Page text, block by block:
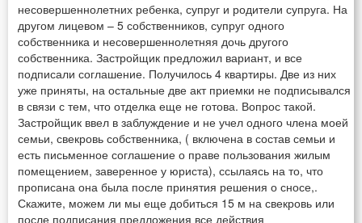
несовершеннолетних ребенка, супруг и родители супруга. На
другом лицевом – 5 собственников, супруг одного
собственника и несовершеннолетняя дочь другого
собственника. Застройщик предложил вариант, и все
подписали соглашение. Получилось 4 квартиры. Две из них
уже приняты, на остальные две акт приемки не подписывался
в связи с тем, что отделка еще не готова. Вопрос такой.
Застройщик ввел в заблуждение и не учел одного члена моей
семьи, свекровь собственника, ( включена в состав семьи и
есть письменное соглашение о праве пользования жилым
помещением, заверенное у юриста), ссылаясь на то, что
прописана она была после принятия решения о сносе,.
Скажите, можем ли мы еще добиться 15 м на свекровь или
после подписания предложения все действия